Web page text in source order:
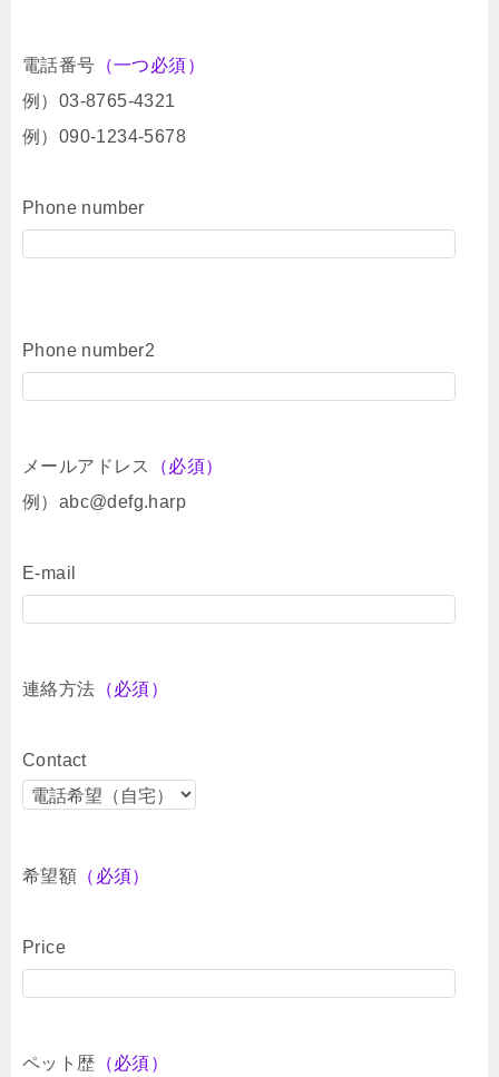
電話番号 （一つ必須）
例）03-8765-4321
例）090-1234-5678
Phone number
Phone number2
メールアドレス
（必須）
例）abc@defg.harp
E-mail
連絡方法 （必須）
Contact
希望額 （必須）
Price
ペット歴 （必須）